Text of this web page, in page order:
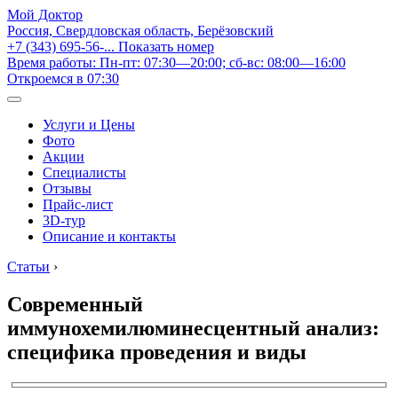
Мой Доктор
Россия, Свердловская область, Берёзовский
+7 (343) 695-56-... Показать номер
Время работы: Пн-пт: 07:30—20:00; сб-вс: 08:00—16:00
Откроемся в 07:30
Услуги и Цены
Фото
Акции
Специалисты
Отзывы
Прайс-лист
3D-тур
Описание и контакты
Статьи ›
Современный
иммунохемилюминесцентный анализ:
специфика проведения и виды